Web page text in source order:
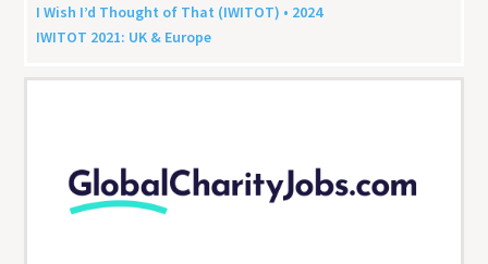
I Wish I’d Thought of That (IWITOT) • 2024
IWITOT 2021: UK & Europe